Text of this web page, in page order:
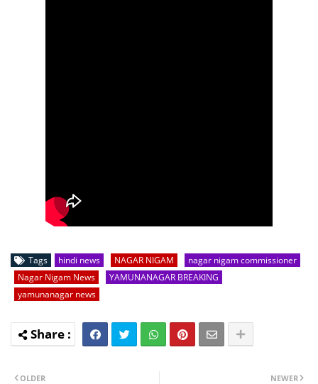
Tags hindi news NAGAR NIGAM
nagar nigam commissioner
Nagar Nigam News
YAMUNANAGAR BREAKING
yamunanagar news
NEWER
OLDER